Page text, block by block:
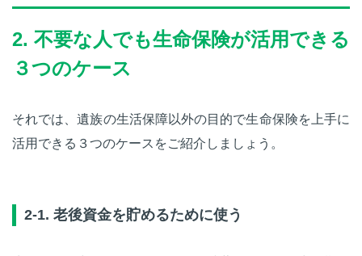
2. 不要な人でも生命保険が活用できる
３つのケース
それでは、遺族の生活保障以外の目的で生命保険を上手に
活用できる３つのケースをご紹介しましょう。
2-1. 老後資金を貯めるために使う